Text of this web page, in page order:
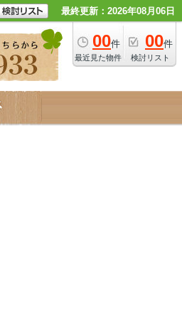
最終更新：2026年08月06日
00件
最近見た物件
00件
検討リスト